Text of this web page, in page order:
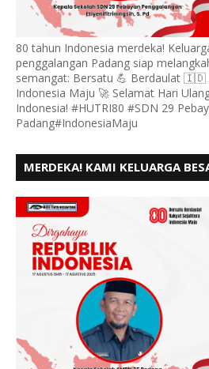
80 tahun Indonesia merdeka!
penggalangan Padang siap
semangat: Bersatu 💪 Berdaulat 🇮🇩
Indonesia Maju 🚀 Selamat Hari
Indonesia! #HUTRI80 #SDN 29
Padang#IndonesiaMaju
MERDEKA! KAMI KELUARGA